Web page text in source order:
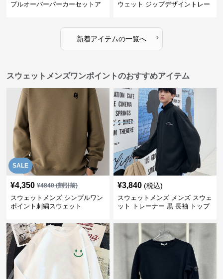
プルオーバーパーカーセットア
ウェット ジップデザイントレー
新着アイテムの一覧へ ›
スウェットメンズワンポイントのおすすめアイテム
SALE
¥4,350 ¥4840(割引前)
スウェットメンズ シンプルワン
ポイント刺繍スウェット
¥3,840 (税込)
スウェットメンズ メンズ スウェ
ット トレーナー 黒 長袖 トップ